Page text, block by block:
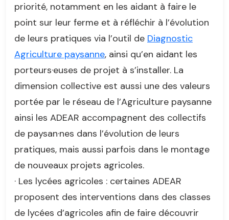
priorité, notamment en les aidant à faire le
point sur leur ferme et à réfléchir à l’évolution
de leurs pratiques via l’outil de Diagnostic
Agriculture paysanne, ainsi qu’en aidant les
porteurs·euses de projet à s’installer. La
dimension collective est aussi une des valeurs
portée par le réseau de l’Agriculture paysanne
ainsi les ADEAR accompagnent des collectifs
de paysan·nes dans l’évolution de leurs
pratiques, mais aussi parfois dans le montage
de nouveaux projets agricoles.
· Les lycées agricoles : certaines ADEAR
proposent des interventions dans des classes
de lycées d’agricoles afin de faire découvrir